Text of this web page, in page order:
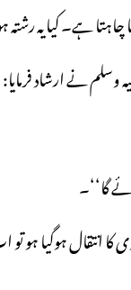
ہے۔ کیا یہ
نے ارشاد فرمایا:
گا‘‘۔
انتقال ہوگیا ہو